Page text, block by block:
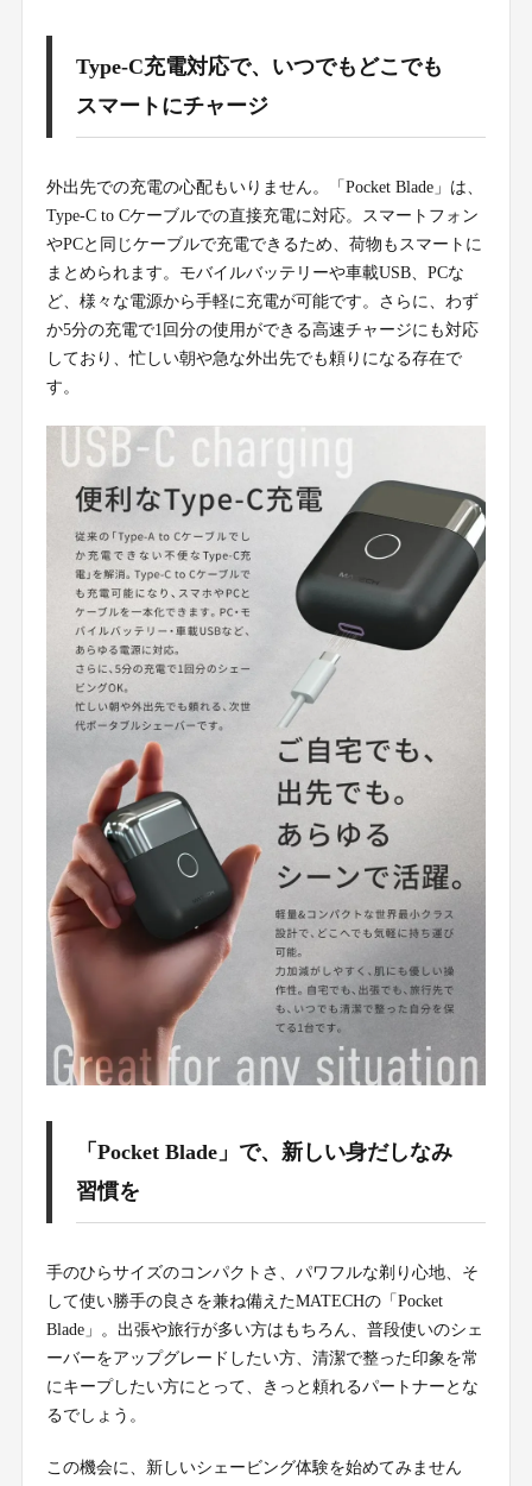
Type-C充電対応で、いつでもどこでも
スマートにチャージ
外出先での充電の心配もいりません。「Pocket Blade」は、
Type-C to Cケーブルでの直接充電に対応。スマートフォン
やPCと同じケーブルで充電できるため、荷物もスマートに
まとめられます。モバイルバッテリーや車載USB、PCな
ど、様々な電源から手軽に充電が可能です。さらに、わず
か5分の充電で1回分の使用ができる高速チャージにも対応
しており、忙しい朝や急な外出先でも頼りになる存在で
す。
「Pocket Blade」で、新しい身だしなみ
習慣を
手のひらサイズのコンパクトさ、パワフルな剃り心地、そ
して使い勝手の良さを兼ね備えたMATECHの「Pocket
Blade」。出張や旅行が多い方はもちろん、普段使いのシェ
ーバーをアップグレードしたい方、清潔で整った印象を常
にキープしたい方にとって、きっと頼れるパートナーとな
るでしょう。
この機会に、新しいシェービング体験を始めてみません